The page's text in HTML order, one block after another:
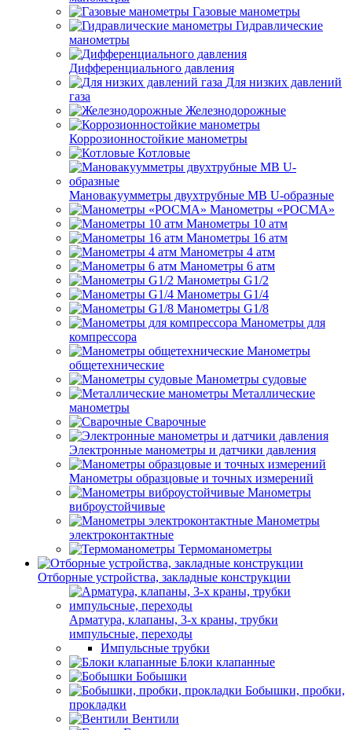
Газовые манометры
Гидравлические
манометры
Дифференциального давления
Для низких давлений
газа
Железнодорожные
Коррозионностойкие манометры
Котловые
Мановакуумметры двухтрубные МВ U-образные
Манометры «РОСМА»
Манометры 10 атм
Манометры 16 атм
Манометры 4 атм
Манометры 6 атм
Манометры G1/2
Манометры G1/4
Манометры G1/8
Манометры для
компрессора
Манометры
общетехнические
Манометры судовые
Металлические
манометры
Сварочные
Электронные манометры и датчики давления
Манометры образцовые и точных измерений
Манометры
виброустойчивые
Манометры
электроконтактные
Термоманометры
Отборные устройства, закладные конструкции
Арматура, клапаны, 3-х краны, трубки
импульсные, переходы
Импульсные трубки
Блоки клапанные
Бобышки
Бобышки, пробки,
прокладки
Вентили